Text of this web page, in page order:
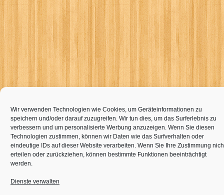
Wir verwenden Technologien wie Cookies, um Geräteinformationen zu
speichern und/oder darauf zuzugreifen. Wir tun dies, um das Surferlebnis zu
verbessern und um personalisierte Werbung anzuzeigen. Wenn Sie diesen
Technologien zustimmen, können wir Daten wie das Surfverhalten oder
eindeutige IDs auf dieser Website verarbeiten. Wenn Sie Ihre Zustimmung
erteilen oder zurückziehen, können bestimmte Funktionen beeinträchtigt
werden.
Dienste verwalten